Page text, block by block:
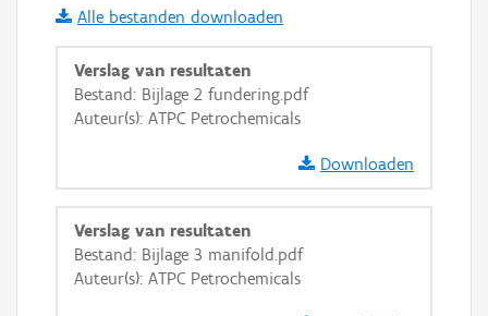
i
+ −
Basis Lagen
Alle bestanden downloaden
Verslag van resultaten
Bestand: Bijlage 2 fundering.pdf
Auteur(s): ATPC Petrochemicals
Downloaden
Verslag van resultaten
Bestand: Bijlage 3 manifold.pdf
Auteur(s): ATPC Petrochemicals